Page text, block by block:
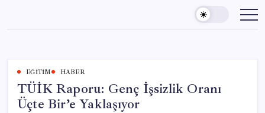
content
EĞITIM HABER
TÜİK Raporu: Genç İşsizlik Oranı
Üçte Bir’e Yaklaşıyor